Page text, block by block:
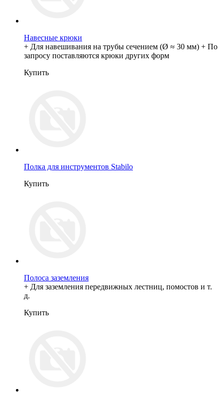
Навесные крюки
+ Для навешивания на трубы сечением (Ø ≈ 30 мм) + По
запросу поставляются крюки других форм
Купить
Полка для инструментов Stabilo
Купить
Полоса заземления
+ Для заземления передвижных лестниц, помостов и т.
д.
Купить